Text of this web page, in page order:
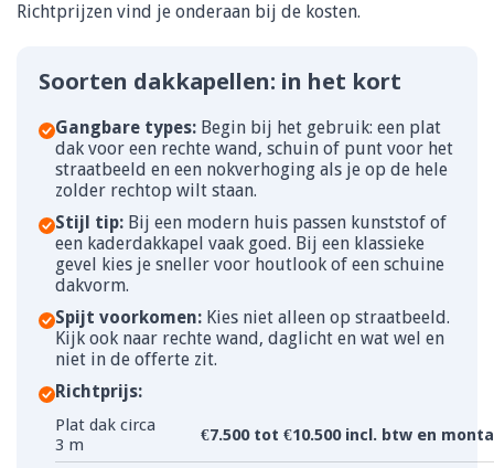
Richtprijzen vind je onderaan bij de kosten.
Soorten dakkapellen: in het kort
Gangbare types: Begin bij het gebruik: een plat
dak voor een rechte wand, schuin of punt voor het
straatbeeld en een nokverhoging als je op de hele
zolder rechtop wilt staan.
Stijl tip: Bij een modern huis passen kunststof of
een kaderdakkapel vaak goed. Bij een klassieke
gevel kies je sneller voor houtlook of een schuine
dakvorm.
Spijt voorkomen: Kies niet alleen op straatbeeld.
Kijk ook naar rechte wand, daglicht en wat wel en
niet in de offerte zit.
Richtprijs:
Plat dak circa
3 m
€7.500 tot €10.500 incl. btw en